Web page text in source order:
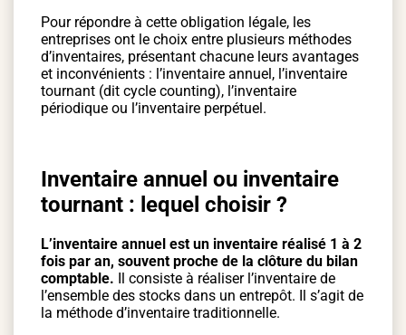
Pour répondre à cette obligation légale, les
entreprises ont le choix entre plusieurs méthodes
d’inventaires, présentant chacune leurs avantages
et inconvénients : l’inventaire annuel, l’inventaire
tournant (dit cycle counting), l’inventaire
périodique ou l’inventaire perpétuel.
Inventaire annuel ou inventaire
tournant : lequel choisir ?
L’inventaire annuel est un inventaire réalisé 1 à 2
fois par an, souvent proche de la clôture du bilan
comptable. Il consiste à réaliser l’inventaire de
l’ensemble des stocks dans un entrepôt. Il s’agit de
la méthode d’inventaire traditionnelle.